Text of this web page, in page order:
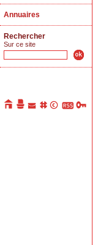
Annuaires
Rechercher
Sur ce site